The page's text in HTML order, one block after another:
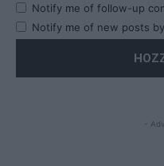
Notify me of follow-up
Notify me of new posts
-